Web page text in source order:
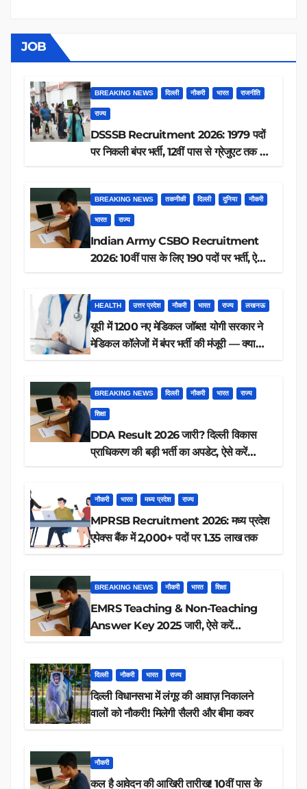
JOB
BREAKING NEWS दिल्ली नौकरी भारत राजनीति
राज्य
DSSSB Recruitment 2026: 1979 पदों
पर निकली बंपर भर्ती, 12वीं पास से ग्रेजुएट तक करें
BREAKING NEWS तकनीकी दिल्ली दुनिया नौकरी
भारत राज्य
Indian Army CSBO Recruitment
2026: 10वीं पास के लिए 190 पदों पर भर्ती, ऐसे
HEALTH उत्तर प्रदेश नौकरी भारत राज्य लखनऊ
यूपी में 1200 नए मेडिकल जॉब्स! योगी सरकार ने
मेडिकल कॉलेजों में बंपर भर्ती की मंजूरी — क्या
BREAKING NEWS दिल्ली नौकरी भारत राज्य
शिक्षा
DDA Result 2026 जारी? दिल्ली विकास
प्राधिकरण की बड़ी भर्ती का अपडेट, ऐसे करें
नौकरी भारत मध्य प्रदेश राज्य
MPRSB Recruitment 2026: मध्य प्रदेश
एपेक्स बैंक में 2,000+ पदों पर 1.35 लाख तक
BREAKING NEWS नौकरी भारत शिक्षा
EMRS Teaching & Non-Teaching
Answer Key 2025 जारी, ऐसे करें
दिल्ली नौकरी भारत राज्य
दिल्ली विधानसभा में लंगूर की आवाज़ निकालने
वालों को नौकरी! मिलेगी सैलरी और बीमा कवर
नौकरी
कल है आवेदन की आखिरी तारीख! 10वीं पास के